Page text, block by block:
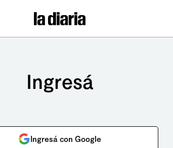
Ingresá
Ingresá con Google